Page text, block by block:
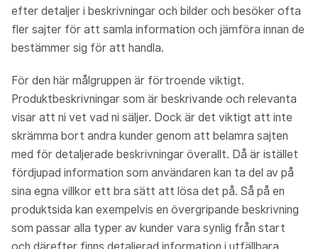
efter detaljer i beskrivningar och bilder och besöker ofta
fler sajter för att samla information och jämföra innan de
bestämmer sig för att handla.
För den här målgruppen är förtroende viktigt.
Produktbeskrivningar som är beskrivande och relevanta
visar att ni vet vad ni säljer. Dock är det viktigt att inte
skrämma bort andra kunder genom att belamra sajten
med för detaljerade beskrivningar överallt. Då är istället
fördjupad information som användaren kan ta del av på
sina egna villkor ett bra sätt att lösa det på. Så på en
produktsida kan exempelvis en övergripande beskrivning
som passar alla typer av kunder vara synlig från start